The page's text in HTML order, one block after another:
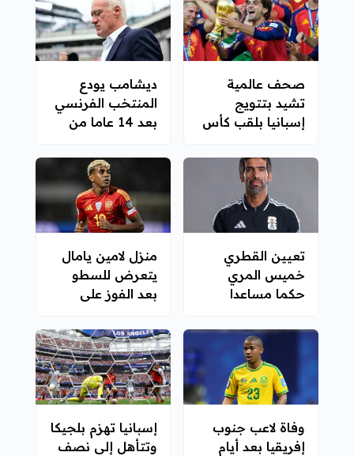
صحف عالمية
تشيد بتتويج
إسبانيا بلقب كأس
ديشامب يودع
المنتخب الفرنسي
بعد 14 عاما من
تعيين القطري
خميس المري
حكما مساعدا
نهائي كأس العالم
منزل لامين يامال
يتعرض للسطو
بعد الفوز على
وفاة لاعب جنوب
إفريقيا بعد أيام
إسبانيا تهزم بلجيكا
وتتأهل إلى نصف